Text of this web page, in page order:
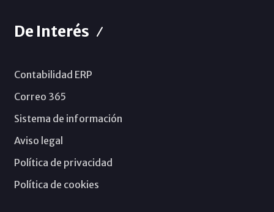
De Interés
Contabilidad ERP
Correo 365
Sistema de información
Aviso legal
Política de privacidad
Política de cookies